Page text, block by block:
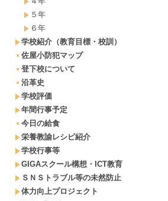
５年
６年
学校紹介（教育目標・校訓）
佐屋小防犯マップ
登下校について
沿革史
学校評価
年間行事予定
今日の給食
栄養教諭レシピ紹介
学校行事等
GIGAスクール構想・ICT教育
ＳＮＳトラブル等の未然防止
体力向上プロジェクト